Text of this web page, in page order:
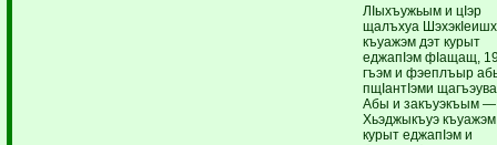
ЛIыхъужьым и цIэр
щалъхуа
къуажэм дэт курыт
еджапIэм фIащащ,
гъэм и фэеплъыр
пщIантIэми
Абы и закъуэкъым —
Хьэджыкъуэ
курыт еджапIэм и